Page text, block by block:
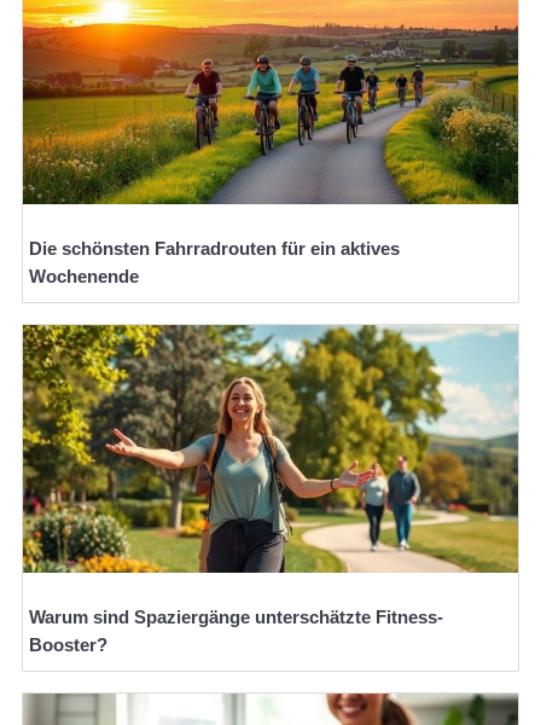
Die schönsten Fahrradrouten für ein aktives
Wochenende
Warum sind Spaziergänge unterschätzte Fitness-
Booster?